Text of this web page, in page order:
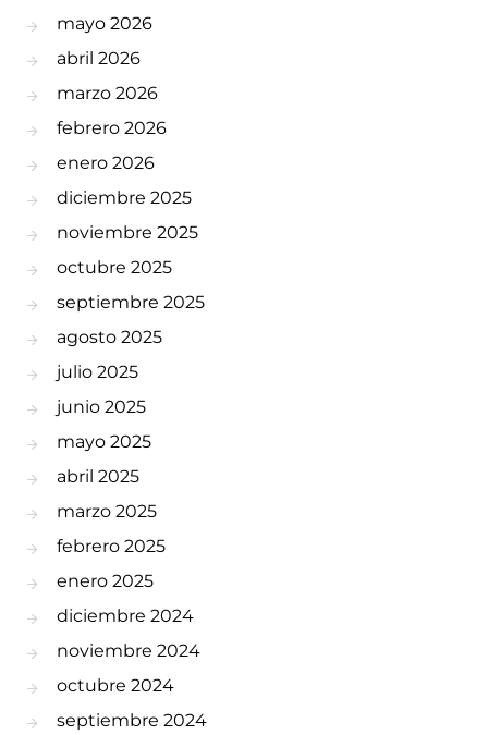
mayo 2026
abril 2026
marzo 2026
febrero 2026
enero 2026
diciembre 2025
noviembre 2025
octubre 2025
septiembre 2025
agosto 2025
julio 2025
junio 2025
mayo 2025
abril 2025
marzo 2025
febrero 2025
enero 2025
diciembre 2024
noviembre 2024
octubre 2024
septiembre 2024